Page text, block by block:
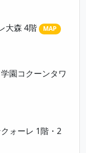
大森 4階
MAP
園コクーンタワ
ォーレ 1階・2